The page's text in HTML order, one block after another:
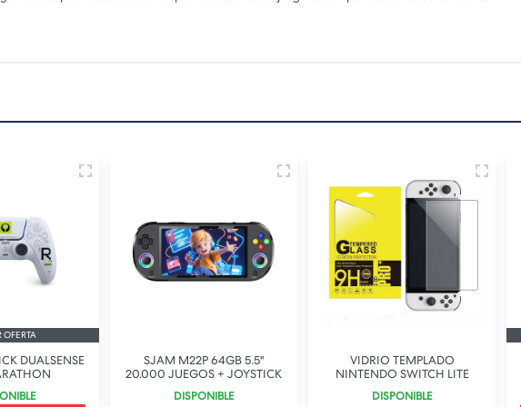
OFERTA
DUALSENSE
SJAM M22P 64GB 5.5"
20.000 JUEGOS + JOYSTICK
DISPONIBLE
VIDRIO TEMPLADO
NINTENDO SWITCH LITE
DISPONIBLE